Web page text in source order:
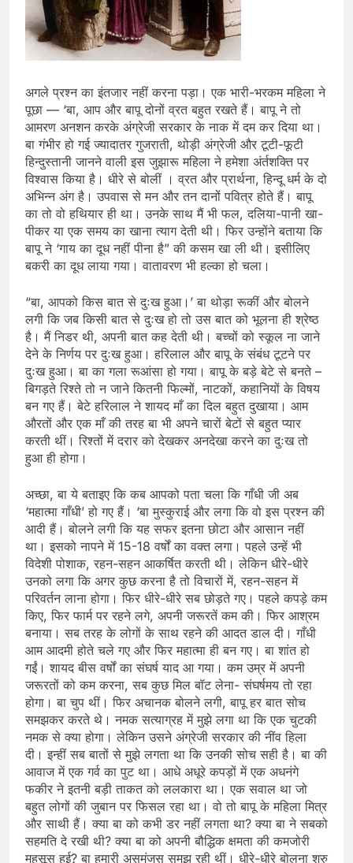
अगले प्रश्न का इंतजार नहीं करना पड़ा। एक भारी-भरकम महिला ने
पूछा — ‘बा, आप और बापू दोनों व्रत बहुत रखते हैं। बापू ने तो
आमरण अनशन करके अंग्रेजी सरकार के नाक में दम कर दिया था।
बा गंभीर हो गई ज्यादातर गुजराती, थोड़ी अंग्रेजी और टूटी-फूटी
हिन्दुस्तानी जानने वाली इस जुझारू महिला ने हमेशा अंर्तशक्ति पर
विश्वास किया है। धीरे से बोलीं । व्रत और प्रार्थना, हिन्दू धर्म के दो
अभिन्‍न अंग है। उपवास से मन और तन दानों पवित्र होते हैं। बापू
का तो वो हथियार ही था। उनके साथ मैं भी फल, दलिया-पानी खा-
पीकर या एक समय का खाना त्याग देती थी। फिर उन्होंने बताया कि
बापू ने ‘गाय का दूध नहीं पीना है” की कसम खा ली थी। इसीलिए
बकरी का दूध लाया गया। वातावरण भी हल्का हो चला।
“बा, आपको किस बात से दुःख हुआ।’ बा थोड़ा रूकीं और बोलने
लगी कि जब किसी बात से दुःख हो तो उस बात को भूलना ही श्रेष्ठ
है। मैं निडर थी, अपनी बात कह देती थी। बच्चों को स्कूल ना जाने
देने के निर्णय पर दुःख हुआ। हरिलाल और बापू के संबंध टूटने पर
दुःख हुआ। बा का गला रूआंसा हो गया। बापू के बड़े बेटे से बनते –
बिगड़ते रिश्ते तो न जाने कितनी फिल्मों, नाटकों, कहानियों के विषय
बन गए हैं। बेटे हरिलाल ने शायद माँ का दिल बहुत दुखाया। आम
औरतों और एक माँ की तरह बा भी अपने चारों बेटों से बहुत प्यार
करती थीं। रिश्तों में दरार को देखकर अनदेखा करने का दुःख तो
हुआ ही होगा।
अच्छा, बा ये बताइए कि कब आपको पता चला कि गाँधी जी अब
‘महात्मा गाँधी’ हो गए हैं। ‘बा मुस्कुराई और लगा कि वो इस प्रश्न की
आदी हैं। बोलने लगी कि यह सफर इतना छोटा और आसान नहीं
था। इसको नापने में 15-18 वर्षों का वक्‍त लगा। पहले उन्हें भी
विदेशी पोशाक, रहन-सहन आकर्षित करती थी। लेकिन धीरे-धीरे
उनको लगा कि अगर कुछ करना है तो विचारों में, रहन-सहन में
परिवर्तन लाना होगा। फिर धीरे-धीरे सब छोड़ते गए। पहले कपड़े कम
किए, फिर फार्म पर रहने लगे, अपनी जरूरतें कम की। फिर आश्रम
बनाया। सब तरह के लोगों के साथ रहने की आदत डाल दी। गाँधी
आम आदमी होते चले गए और फिर महात्मा ही बन गए। बा शांत हो
गईं। शायद बीस वर्षों का संघर्ष याद आ गया। कम उम्र में अपनी
जरूरतों को कम करना, सब कुछ मिल बॉट लेना- संघर्षमय तो रहा
होगा। बा चुप थीं। फिर अचानक बोलने लगी, बापू हर बात सोच
समझकर करते थे। नमक सत्याग्रह में मुझे लगा था कि एक चुटकी
नमक से क्‍या होगा। लेकिन उसने अंग्रेजी सरकार की नींव हिला
दी। इन्हीं सब बातों से मुझे लगता था कि उनकी सोच सही है। बा की
आवाज में एक गर्व का पुट था। आधे अधूरे कपड़ों में एक अधनंगे
फकीर ने इतनी बड़ी ताकत को ललकारा था। एक सवाल था जो
बहुत लोगों की जुबान पर फिसल रहा था। वो तो बापू के महिला मित्र
और साथी हैं। क्या बा को कभी डर नहीं लगता था? क्या बा ने सबको
सहमति दे रखी थी? क्‍या बा को अपनी बौद्धिक क्षमता की कमजोरी
महसूस हुई? बा हमारी असमंजस समझ रही थीं। धीरे-धीरे बोलना शुरु